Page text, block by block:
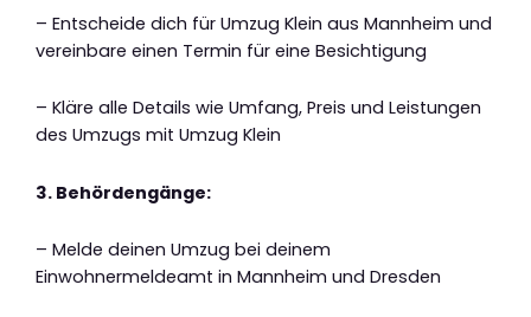
– Entscheide dich für Umzug Klein aus Mannheim und
vereinbare einen Termin für eine Besichtigung
– Kläre alle Details wie Umfang, Preis und Leistungen
des Umzugs mit Umzug Klein
3. Behördengänge:
– Melde deinen Umzug bei deinem
Einwohnermeldeamt in Mannheim und Dresden